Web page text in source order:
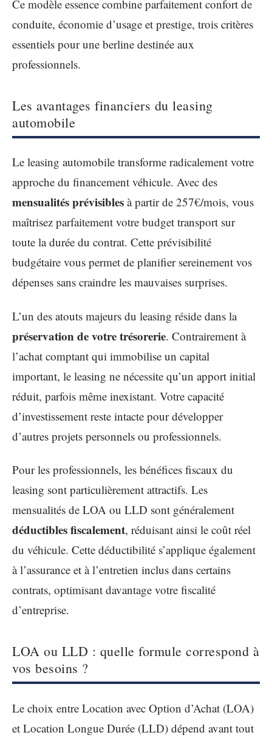
Ce modèle essence combine parfaitement confort de
conduite, économie d’usage et prestige, trois critères
essentiels pour une berline destinée aux
professionnels.
Les avantages financiers du leasing
automobile
Le leasing automobile transforme radicalement votre
approche du financement véhicule. Avec des
mensualités prévisibles à partir de 257€/mois, vous
maîtrisez parfaitement votre budget transport sur
toute la durée du contrat. Cette prévisibilité
budgétaire vous permet de planifier sereinement vos
dépenses sans craindre les mauvaises surprises.
L’un des atouts majeurs du leasing réside dans la
préservation de votre trésorerie. Contrairement à
l’achat comptant qui immobilise un capital
important, le leasing ne nécessite qu’un apport initial
réduit, parfois même inexistant. Votre capacité
d’investissement reste intacte pour développer
d’autres projets personnels ou professionnels.
Pour les professionnels, les bénéfices fiscaux du
leasing sont particulièrement attractifs. Les
mensualités de LOA ou LLD sont généralement
déductibles fiscalement, réduisant ainsi le coût réel
du véhicule. Cette déductibilité s’applique également
à l’assurance et à l’entretien inclus dans certains
contrats, optimisant davantage votre fiscalité
d’entreprise.
LOA ou LLD : quelle formule correspond à
vos besoins ?
Le choix entre Location avec Option d’Achat (LOA)
et Location Longue Durée (LLD) dépend avant tout